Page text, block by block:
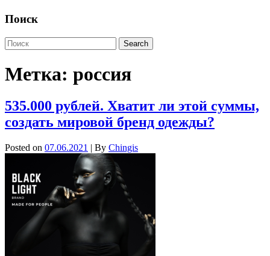
Поиск
Метка: россия
535.000 рублей. Хватит ли этой суммы,
создать мировой бренд одежды?
Posted on 07.06.2021 | By Chingis